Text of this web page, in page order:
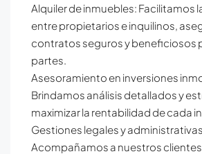
Alquiler de inmuebles: Facilitamos
entre propietarios e inquilinos,
contratos seguros y beneficiosos
partes.
Asesoramiento en inversiones
Brindamos análisis detallados y
maximizar la rentabilidad de cada
Gestiones legales y
Acompañamos a nuestros